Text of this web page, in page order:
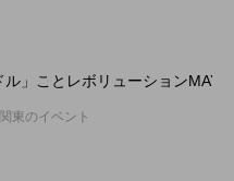
ル」ことレボリューション
関東のイベント